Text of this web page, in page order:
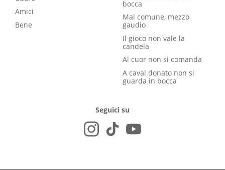
Amici
Bene
bocca
Mal comune, mezzo
gaudio
Il gioco non vale la
candela
Al cuor non si comanda
A caval donato non si
guarda in bocca
Seguici su